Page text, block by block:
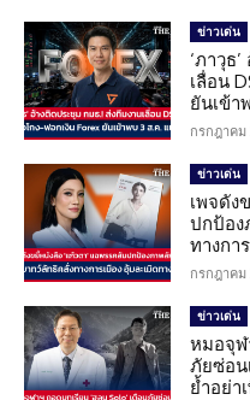
ข่าวเด่น
‘ภาวุธ
เลื่อน
ยันเข้า
กรกฎาคม
ข่าวเด่น
เพจดัง
ปกป้อ
ทางกา
กรกฎาคม
ข่าวเด่น
หมอจุฬ
ภัยซ่อน
ย้ำอย่า